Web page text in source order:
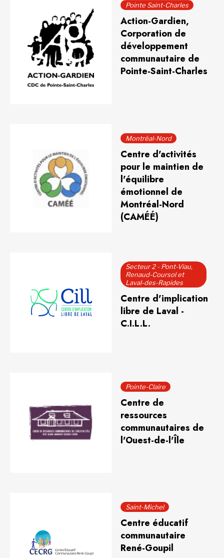
Pointe Saint-Charles
Action-Gardien,
Corporation de
développement
communautaire de
Pointe-Saint-Charles
Montréal-Nord
Centre d'activités
pour le maintien de
l'équilibre
émotionnel de
Montréal-Nord
(CAMÉÉ)
Secteur 2 - Pont-Viau,
Renaud-Coursol et
Laval-des-Rapides
Centre d'implication
libre de Laval -
C.I.L.L.
Pointe-Claire
Centre de
ressources
communautaires de
l'Ouest-de-l'Île
Saint-Michel
Centre éducatif
communautaire
René-Goupil